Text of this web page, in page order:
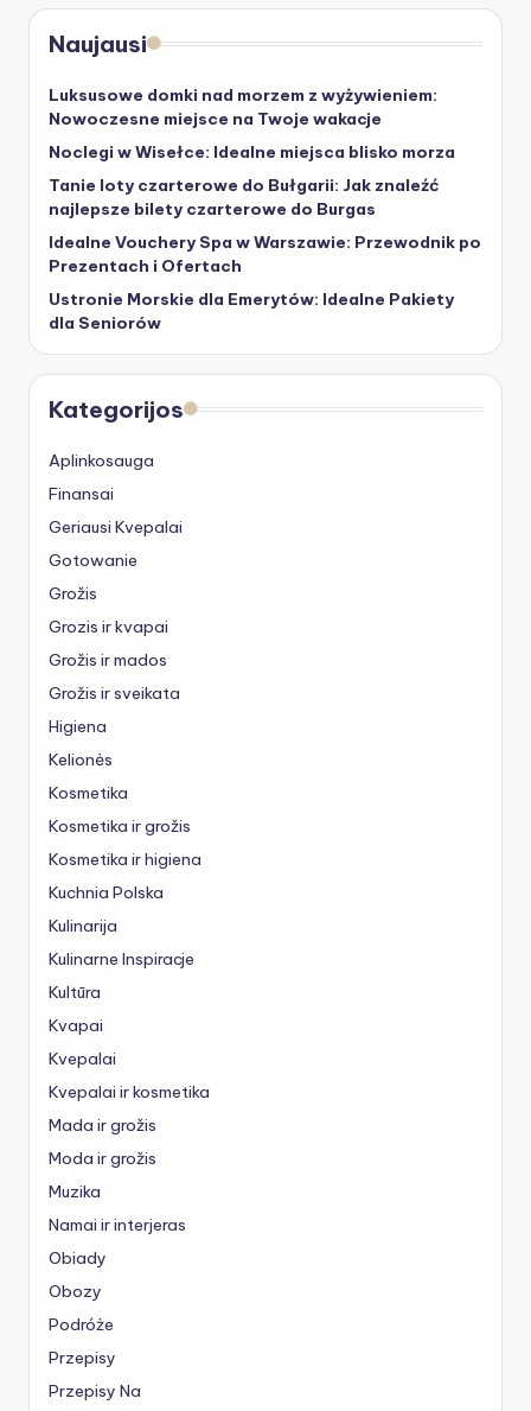
Naujausi
Luksusowe domki nad morzem z wyżywieniem:
Nowoczesne miejsce na Twoje wakacje
Noclegi w Wisełce: Idealne miejsca blisko morza
Tanie loty czarterowe do Bułgarii: Jak znaleźć
najlepsze bilety czarterowe do Burgas
Idealne Vouchery Spa w Warszawie: Przewodnik po
Prezentach i Ofertach
Ustronie Morskie dla Emerytów: Idealne Pakiety
dla Seniorów
Kategorijos
Aplinkosauga
Finansai
Geriausi Kvepalai
Gotowanie
Grožis
Grozis ir kvapai
Grožis ir mados
Grožis ir sveikata
Higiena
Kelionės
Kosmetika
Kosmetika ir grožis
Kosmetika ir higiena
Kuchnia Polska
Kulinarija
Kulinarne Inspiracje
Kultūra
Kvapai
Kvepalai
Kvepalai ir kosmetika
Mada ir grožis
Moda ir grožis
Muzika
Namai ir interjeras
Obiady
Obozy
Podróże
Przepisy
Przepisy Na